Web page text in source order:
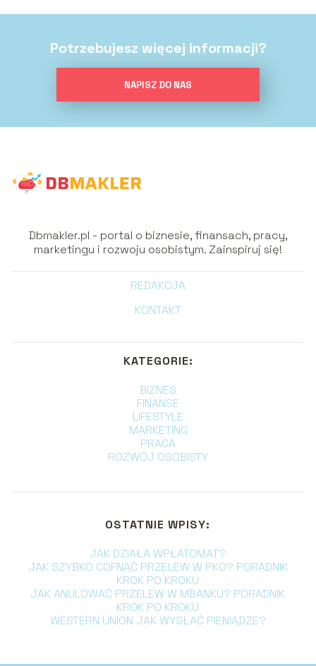
Potrzebujesz więcej informacji?
NAPISZ DO NAS
Dbmakler.pl - portal o biznesie, finansach, pracy,
marketingu i rozwoju osobistym. Zainspiruj się!
REDAKCJA
KONTAKT
KATEGORIE:
BIZNES
FINANSE
LIFESTYLE
MARKETING
PRACA
ROZWÓJ OSOBISTY
OSTATNIE WPISY:
JAK DZIAŁA WPŁATOMAT?
JAK SZYBKO COFNĄĆ PRZELEW W PKO? PORADNIK
KROK PO KROKU
JAK ANULOWAĆ PRZELEW W MBANKU? PORADNIK
KROK PO KROKU
WESTERN UNION JAK WYSŁAĆ PIENIĄDZE?